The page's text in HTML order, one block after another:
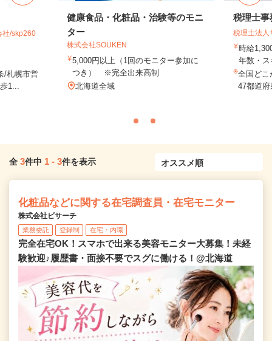
社/skp260
/札幌市営
1...
健康食品・化粧品・治験等のモニ
ター
株式会社SOUKEN
5,000円以上（1回のモニター参加に
つき） ※完全出来高制
北海道全域
税理士事
税理士法人
時給
年数・
全国どこ
47都道
全 3件中 1 - 3件を表示
化粧品などに関する在宅調査員・在宅モニター
株式会社ビサーチ
業務委託 登録制 在宅・内職
完全在宅OK！スマホで出来る美容モニター大募集！未経
験歓迎♪履歴書・面接不要でスグに働ける！@北海道